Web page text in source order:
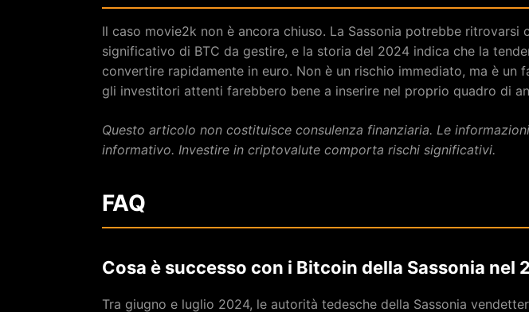
Il caso movie2k non è ancora chiuso. La Sassonia potrebbe ritrovarsi
significativo di BTC da gestire, e la storia del 2024 indica che la
convertire rapidamente in euro. Non è un rischio immediato, ma è un
gli investitori attenti farebbero bene a inserire nel proprio quadro di
Questo articolo non costituisce consulenza finanziaria. Le
informativo. Investire in criptovalute comporta rischi significativi.
FAQ
Cosa è successo con i Bitcoin della Sassonia nel
Tra giugno e luglio 2024, le autorità tedesche della Sassonia